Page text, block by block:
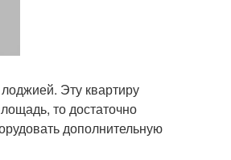
Эту квартиру
то достаточно
дополнительную